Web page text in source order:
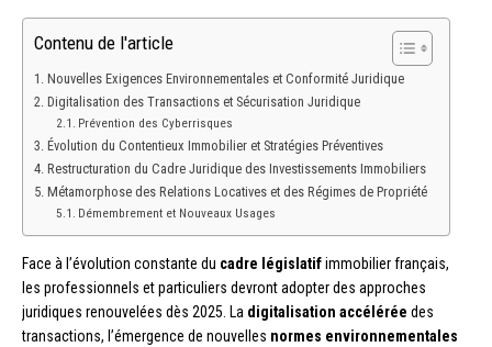
Contenu de l'article
Nouvelles Exigences Environnementales et Conformité Juridique
Digitalisation des Transactions et Sécurisation Juridique
Prévention des Cyberrisques
Évolution du Contentieux Immobilier et Stratégies Préventives
Restructuration du Cadre Juridique des Investissements Immobiliers
Métamorphose des Relations Locatives et des Régimes de Propriété
Démembrement et Nouveaux Usages
Face à l’évolution constante du cadre législatifimmobilier français,
les professionnels et particuliers devront adopter des approches
juridiques renouvelées dès 2025. La digitalisation accélérée des
transactions, l’émergence de nouvelles normes environnementales